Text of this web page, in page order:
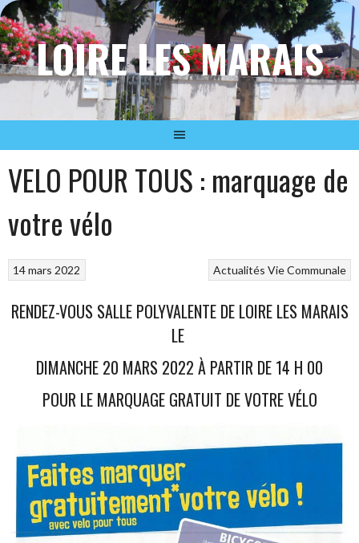
Aller
au
contenuLOIRE LES MARAIS
VELO POUR TOUS : marquage de
votre vélo
Actualités Vie Communale
14 mars 2022
RENDEZ-VOUS SALLE POLYVALENTE DE LOIRE LES MARAIS
LE
DIMANCHE 20 MARS 2022 À PARTIR DE 14 H 00
POUR LE MARQUAGE GRATUIT DE VOTRE VÉLO